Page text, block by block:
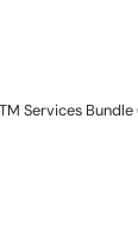
Services Bundle